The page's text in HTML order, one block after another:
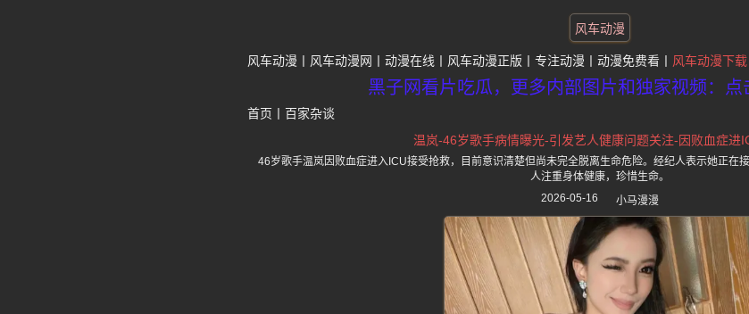
风车动漫
风车动漫 风车动漫网 动漫在线 风车动漫正版 专注动漫 动漫免费看 风车动漫下载
黑子网看片吃瓜，更多内部图片和独家视频：点
首页 百家杂谈
温岚-46岁歌手病情曝光-引发艺人健康问题关注-因败血症进
46岁歌手温岚因败血症进入ICU接受抢救，目前意识清楚但尚未完全脱离生命危险。经纪人表示她正在
人注重身体健康，珍惜生命。
2026-05-16
小马漫漫